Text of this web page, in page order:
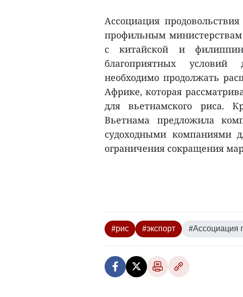
Ассоциация
профильным
с китайской и
благоприятных
необходимо продолжать
Африке, которая
для вьетнамского риса.
Вьетнама предложила
судоходными компаниями
ограничения сокращения
#рис #экспорт #Ассоциация